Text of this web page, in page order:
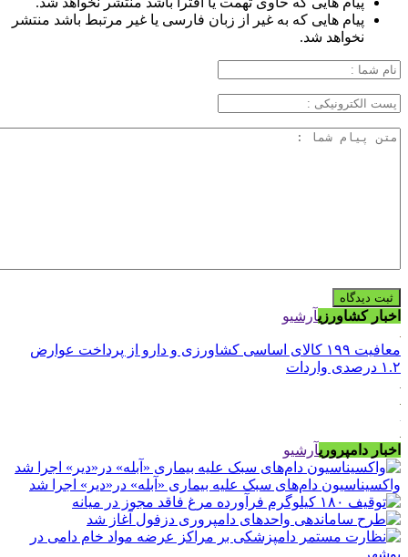
پیام هایی که به غیر از زبان فارسی یا غیر مرتبط باشد منتشر
نخواهد شد.
اخبار کشاورزیآرشیو
معافیت ۱۹۹ کالای اساسی کشاورزی و دارو از پرداخت عوارض
۱.۲ درصدی واردات
اخبار دامپروریآرشیو
واکسیناسیون دام‌های سبک علیه بیماری «آبله» در«دیر» اجرا شد